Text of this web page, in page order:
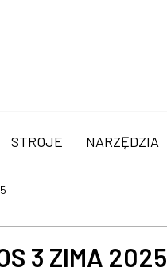
STROJE NARZĘDZIA
3 ZIMA 2025